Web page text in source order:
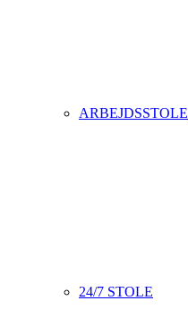
ARBEJDSSTOLE
24/7 STOLE